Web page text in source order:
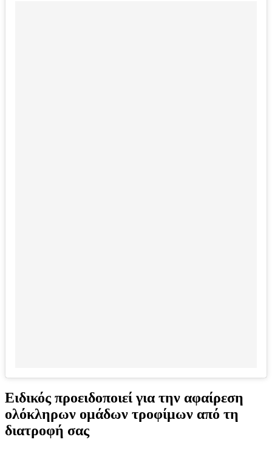
Ειδικός προειδοποιεί για την αφαίρεση
ολόκληρων ομάδων τροφίμων από τη
διατροφή σας